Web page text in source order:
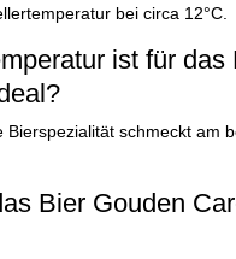
bei circa 12°C.
ist für
Bierspezialität schmeckt am
Bier Gouden